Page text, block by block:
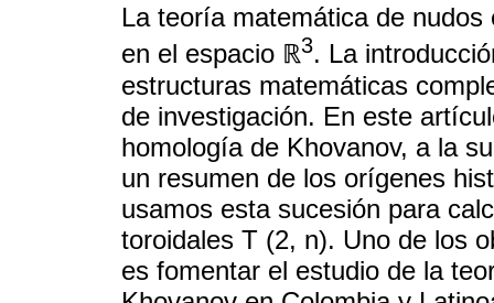
La teoría matemática de
en el espacio ℝ3. La
estructuras matemáticas
de investigación. En este
homología de Khovanov, a la
un resumen de los orígenes
usamos esta sucesión para
toroidales T (2, n). Uno de los
es fomentar el estudio de la